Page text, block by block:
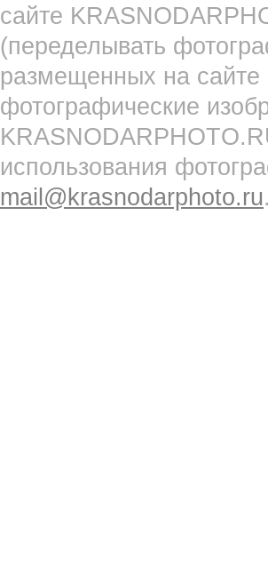
сайте
(переделывать
размещенных на
фотографические
использования
mail@krasnodarphoto.ru.